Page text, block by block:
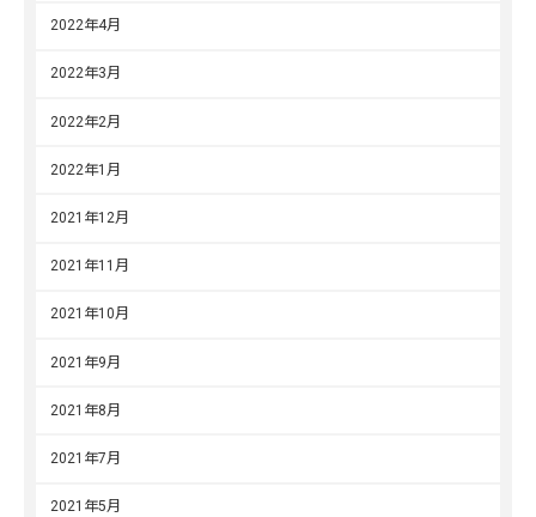
2022年4月
2022年3月
2022年2月
2022年1月
2021年12月
2021年11月
2021年10月
2021年9月
2021年8月
2021年7月
2021年5月